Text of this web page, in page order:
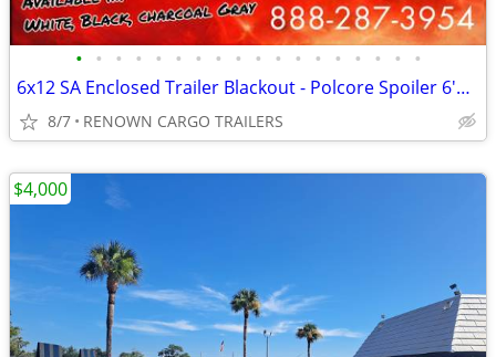
• • • • • • • • • • • • • • • • • •
6x12 SA Enclosed Trailer Blackout - Polcore Spoiler 6'6" - Call / Text
8/7 RENOWN CARGO TRAILERS
$4,000